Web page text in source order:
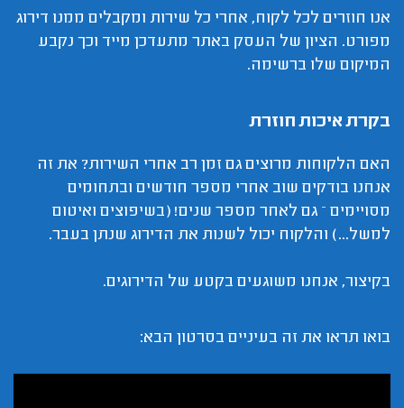
אנו חוזרים לכל לקוח, אחרי כל שירות ומקבלים ממנו דירוג
מפורט. הציון של העסק באתר מתעדכן מייד וכך נקבע
המיקום שלו ברשימה.
בקרת איכות חוזרת
האם הלקוחות מרוצים גם זמן רב אחרי השירות? את זה
אנחנו בודקים שוב אחרי מספר חודשים ובתחומים
מסויימים – גם לאחר מספר שנים! (בשיפוצים ואיטום
למשל...) והלקוח יכול לשנות את הדירוג שנתן בעבר.
בקיצור, אנחנו משוגעים בקטע של הדירוגים.
בואו תראו את זה בעיניים בסרטון הבא: